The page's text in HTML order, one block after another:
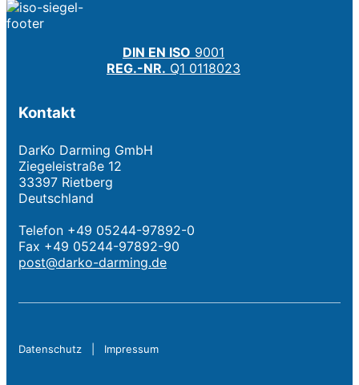
DIN EN ISO 9001
REG.-NR. Q1 0118023
Kontakt
DarKo Darming GmbH
Ziegeleistraße 12
33397 Rietberg
Deutschland
Telefon +49 05244-97892-0
Fax +49 05244-97892-90
post@darko-darming.de
Datenschutz Impressum